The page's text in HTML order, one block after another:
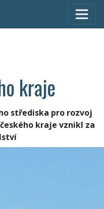
kraje
střediska pro rozvoj
kraje vznikl za